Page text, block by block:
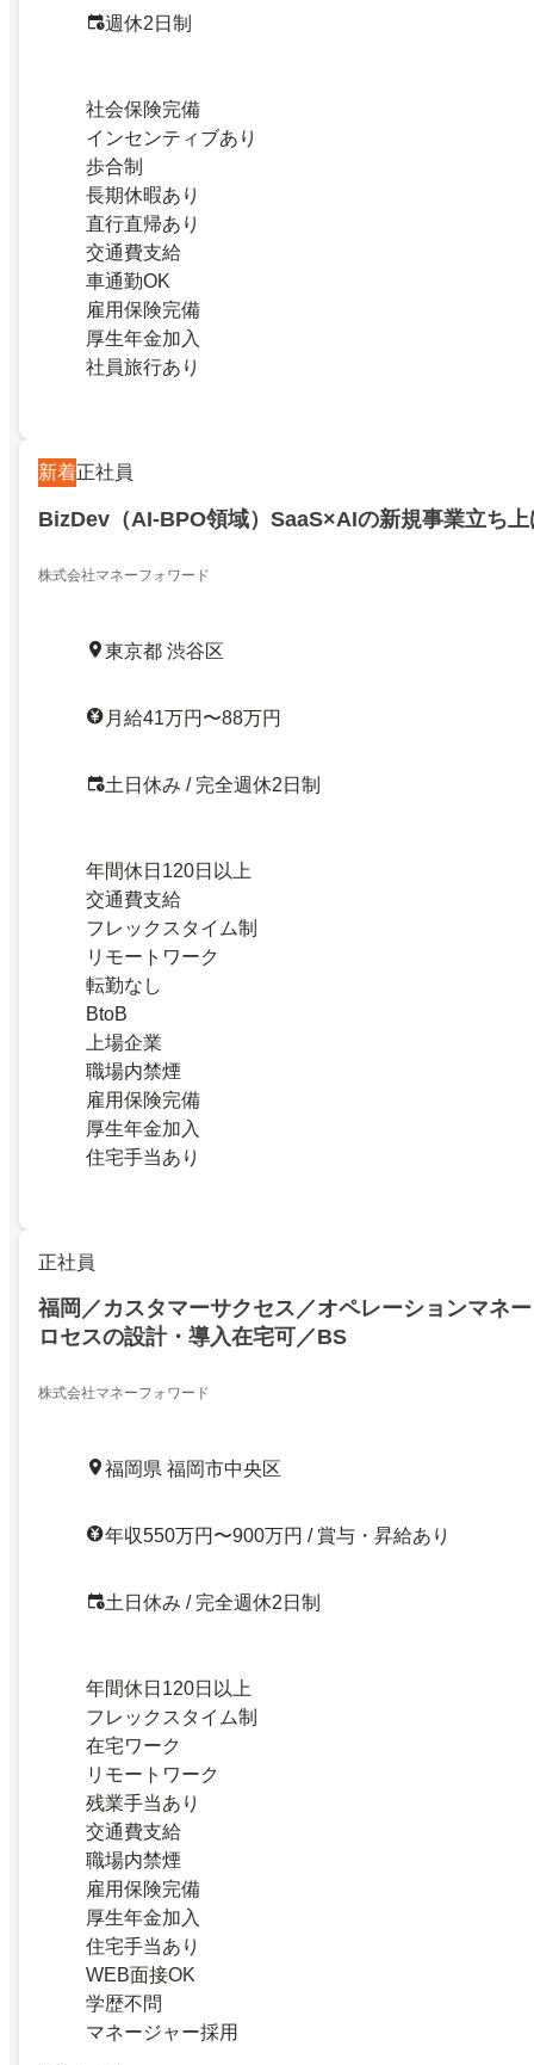
週休2日制
社会保険完備
インセンティブあり
歩合制
長期休暇あり
直行直帰あり
交通費支給
車通勤OK
雇用保険完備
厚生年金加入
社員旅行あり
新着正社員
BizDev（AI-BPO領域）SaaS×AIの新規事業立ち上
株式会社マネーフォワード
東京都 渋谷区
月給41万円〜88万円
土日休み / 完全週休2日制
年間休日120日以上
交通費支給
フレックスタイム制
リモートワーク
転勤なし
BtoB
上場企業
職場内禁煙
雇用保険完備
厚生年金加入
住宅手当あり
正社員
福岡／カスタマーサクセス／オペレーションマネ
ロセスの設計・導入在宅可／BS
株式会社マネーフォワード
福岡県 福岡市中央区
年収550万円〜900万円 / 賞与・昇給あり
土日休み / 完全週休2日制
年間休日120日以上
フレックスタイム制
在宅ワーク
リモートワーク
残業手当あり
交通費支給
職場内禁煙
雇用保険完備
厚生年金加入
住宅手当あり
WEB面接OK
学歴不問
マネージャー採用